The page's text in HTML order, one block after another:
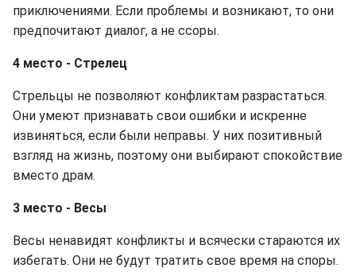
приключениями. Если проблемы и возникают, то они
предпочитают диалог, а не ссоры.
4 место - Стрелец
Стрельцы не позволяют конфликтам разрастаться.
Они умеют признавать свои ошибки и искренне
извиняться, если были неправы. У них позитивный
взгляд на жизнь, поэтому они выбирают спокойствие
вместо драм.
3 место - Весы
Весы ненавидят конфликты и всячески стараются их
избегать. Они не будут тратить свое время на споры.